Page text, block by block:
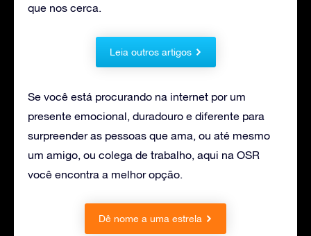
que nos cerca.
Leia outros artigos
Se você está procurando na internet por um
presente emocional, duradouro e diferente para
surpreender as pessoas que ama, ou até mesmo
um amigo, ou colega de trabalho, aqui na OSR
você encontra a melhor opção.
Dê nome a uma estrela